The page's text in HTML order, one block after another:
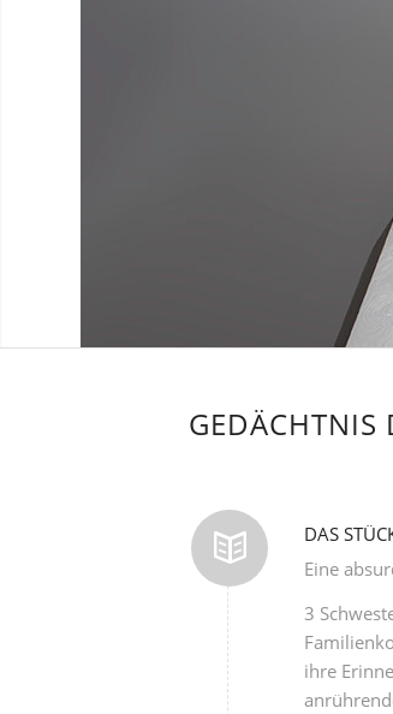
GEDÄCHTNIS
DAS
Eine
3
ihre